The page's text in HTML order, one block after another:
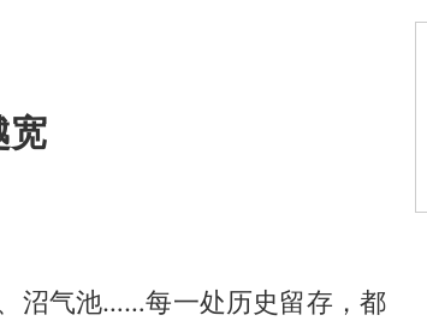
宽
沼气池……每一处历史留存，都